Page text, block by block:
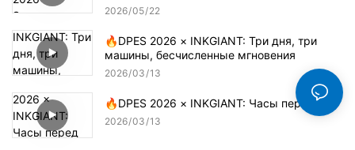
2026 05 22
🔥DPES 2026 × INKGIANT: Три дня, три
машины, бесчисленные мгновения
2026 03 13
🔥DPES 2026 × INKGIANT: Часы перед шоу
2026 03 13